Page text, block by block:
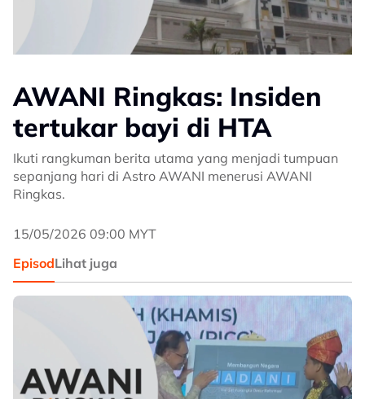
AWANI Ringkas: Insiden
tertukar bayi di HTA
Ikuti rangkuman berita utama yang menjadi tumpuan
sepanjang hari di Astro AWANI menerusi AWANI
Ringkas.
15/05/2026 09:00 MYT
EpisodLihat juga